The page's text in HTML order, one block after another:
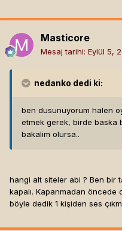
Masticore
Mesaj tarihi: Eylül 5,
nedanko dedi ki:
ben dusunuyorum halen
etmek gerek, birde baska
bakalim olursa..
hangi alt siteler abi ? Ben bir
kapalı. Kapanmadan öncede
böyle dedik 1 kişiden ses